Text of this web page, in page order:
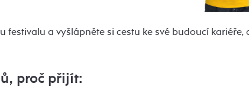
festivalu a vyšlápněte si cestu ke své budoucí kariéře,
proč přijít: